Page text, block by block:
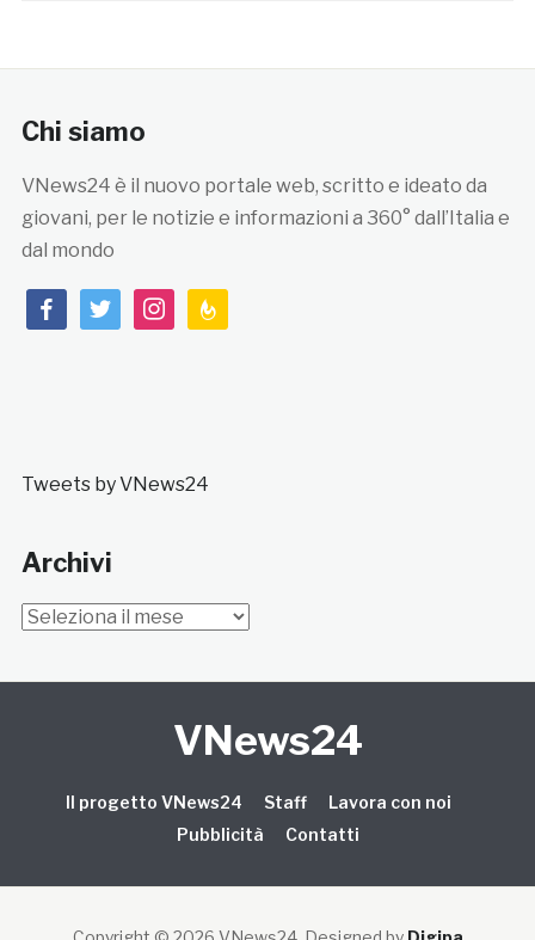
Chi siamo
VNews24 è il nuovo portale web, scritto e ideato da
giovani, per le notizie e informazioni a 360° dall’Italia e
dal mondo
facebooktwitterinstagramfeedburner
Tweets by VNews24
Archivi
Archivi
VNews24
Il progetto VNews24 Staff
Lavora con noi
Pubblicità
Contatti